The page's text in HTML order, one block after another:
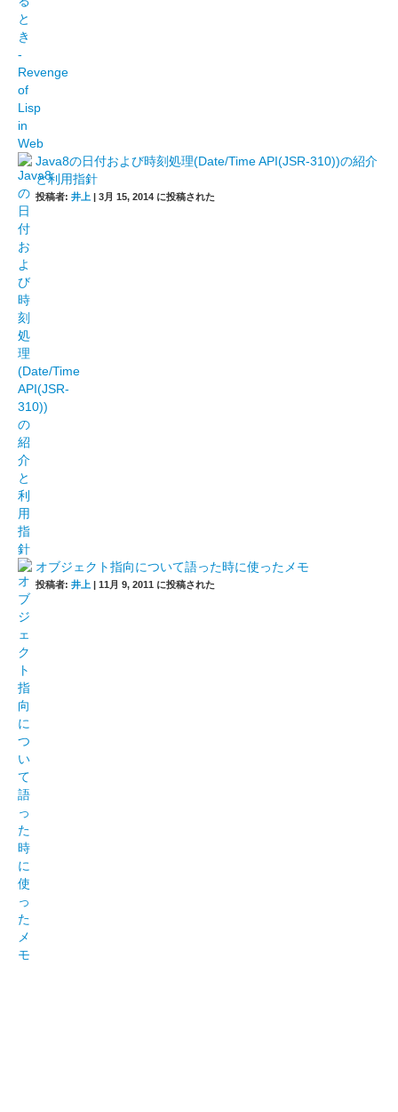
Java8の日付および時刻処理(Date/Time API(JSR-310))の紹介
と利用指針
投稿者: 井上 | 3月 15, 2014 に投稿された
オブジェクト指向について語った時に使ったメモ
投稿者: 井上 | 11月 9, 2011 に投稿された